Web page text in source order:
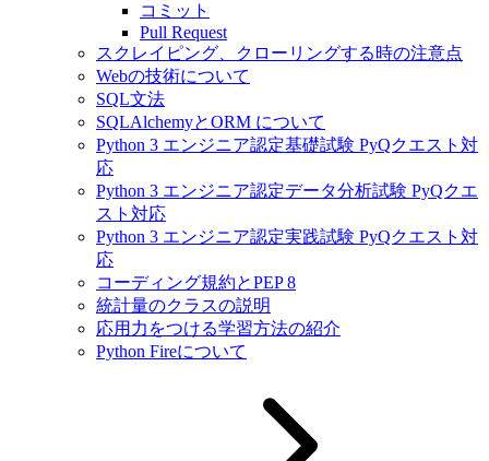
コミット
Pull Request
スクレイピング、クローリングする時の注意点
Webの技術について
SQL文法
SQLAlchemyとORM について
Python 3 エンジニア認定基礎試験 PyQクエスト対
応
Python 3 エンジニア認定データ分析試験 PyQクエ
スト対応
Python 3 エンジニア認定実践試験 PyQクエスト対
応
コーディング規約とPEP 8
統計量のクラスの説明
応用力をつける学習方法の紹介
Python Fireについて